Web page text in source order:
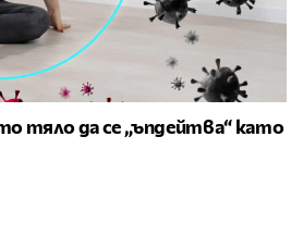
тяло да се „ъпдейтва“ като